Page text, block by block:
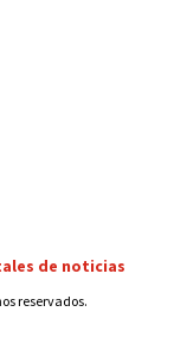
de noticias
reservados.